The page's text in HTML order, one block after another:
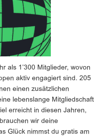
als 1’300 Mitglieder, wovon
aktiv engagiert sind. 205
einen zusätzlichen
lebenslange Mitgliedschaft
erreicht in diesen Jahren,
wir deine
Glück nimmst du gratis am